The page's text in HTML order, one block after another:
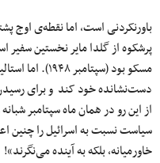
باورنکردنی است، اما نقطه‌ی اوج
پرشکوه از گلدا مایر نخستین سفیر
مسکو بود
دست‌نشانده خود کند و برای
از این رو در همان ماه سپتامبر
سیاست نسبت به اسرائیل را چنین
خاورمیانه، بلکه به آینده می‌نگرند»!